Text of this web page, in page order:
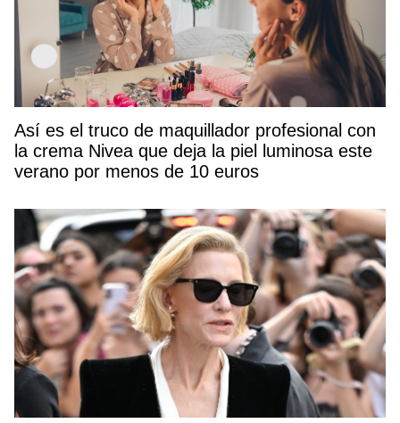
Así es el truco de maquillador profesional con
la crema Nivea que deja la piel luminosa este
verano por menos de 10 euros